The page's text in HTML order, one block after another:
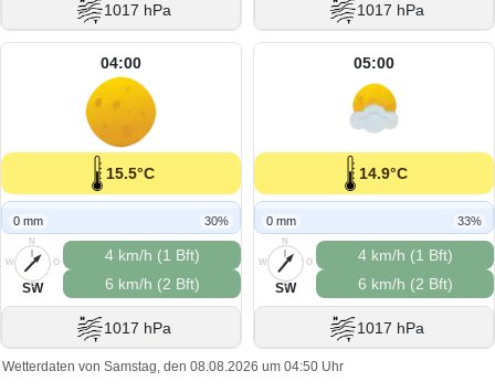
1017 hPa 1017 hPa
04:00
15.5°C
0 mm 30%
N
O
S
W
SW
4 km/h (1 Bft)
6 km/h (2 Bft)
1017 hPa
05:00
14.9°C
0 mm 33%
N
O
S
W
SW
4 km/h (1 Bft)
6 km/h (2 Bft)
1017 hPa
Wetterdaten von Samstag, den 08.08.2026 um 04:50 Uhr